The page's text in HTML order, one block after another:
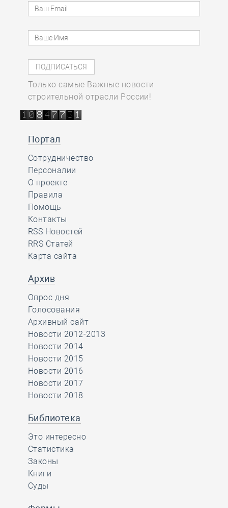
Только самые Важные новости
строительной отрасли России!
Портал
Сотрудничество
Персоналии
О проекте
Правила
Помощь
Контакты
RSS Новостей
RRS Статей
Карта сайта
Архив
Опрос дня
Голосования
Архивный сайт
Новости 2012-2013
Новости 2014
Новости 2015
Новости 2016
Новости 2017
Новости 2018
Библиотека
Это интересно
Статистика
Законы
Книги
Суды